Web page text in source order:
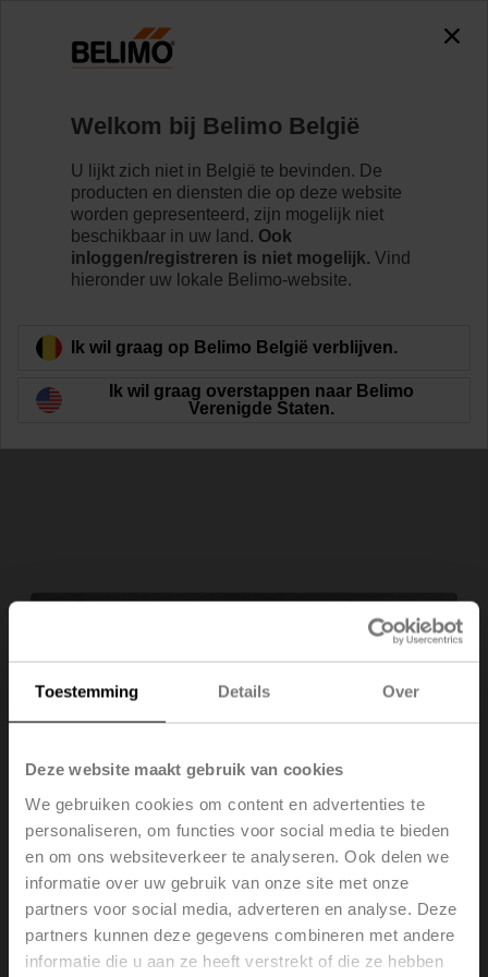
Toestemming Details Over
Deze website maakt gebruik van cookies
We gebruiken cookies om content en advertenties te
personaliseren, om functies voor social media te bieden
en om ons websiteverkeer te analyseren. Ook delen we
informatie over uw gebruik van onze site met onze
partners voor social media, adverteren en analyse. Deze
partners kunnen deze gegevens combineren met andere
informatie die u aan ze heeft verstrekt of die ze hebben
accessing the absolute URL
"https://www.belimo.com/be/nl_NL/~mgnlArea=outdated~".
https://www.belimo.com/be/nl_NL/~mgnlArea=outdated~
Klepaandrijvingen Toebehoren
Z-ARS230
Terug naar product categorie
Z-ARS230
Verdraaibeveiliging, 230 mm, voor LM..A / NM..A / SM..A
Welkom bij Belimo België
U lijkt zich niet in België te bevinden. De
producten en diensten die op deze website
worden gepresenteerd, zijn mogelijk niet
beschikbaar in uw land. Ook
inloggen/registreren is niet mogelijk. Vind
hieronder uw lokale Belimo-website.
Ik wil graag op Belimo België verblijven.
Ik wil graag overstappen naar Belimo
Verenigde Staten.